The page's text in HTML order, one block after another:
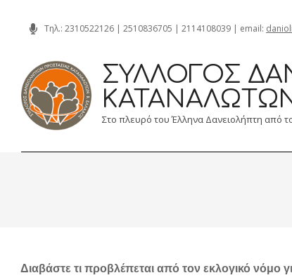
content
Τηλ.: 2310522126 | 2510836705 | 2114108039 | email:
ΣΎΛΛΟΓΟΣ
Στο πλευρό του Έλληνα Δανειολήπτη από
Διαβάστε τι προβλέπεται από τον εκλογικό νόμο